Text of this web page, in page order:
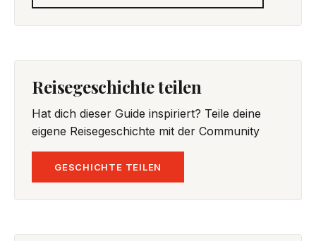
Reisegeschichte teilen
Hat dich dieser Guide inspiriert? Teile deine
eigene Reisegeschichte mit der Community
GESCHICHTE TEILEN